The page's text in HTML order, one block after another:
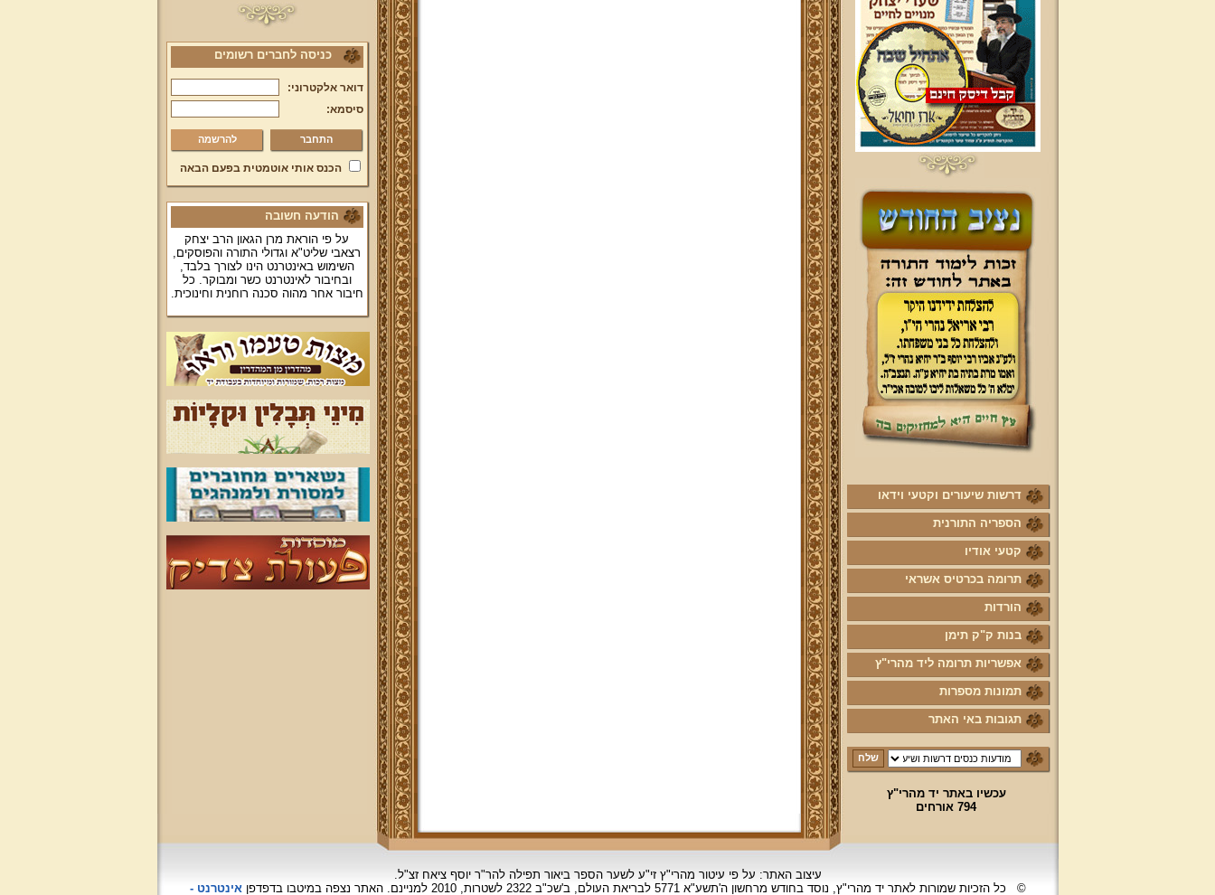
דרשות שיעורים וקטעי וידאו
הספריה התורנית
קטעי אודיו
תרומה בכרטיס אשראי
הורדות
בנות ק"ק תימן
אפשריות תרומה ליד מהרי"ץ
תמונות מספרות
תגובות באי האתר
עכשיו באתר יד מהרי"ץ
794 אורחים
כניסה לחברים רשומים
דואר אלקטרוני:
סיסמא:
להרשמה
הכנס אותי אוטמטית בפעם הבאה
הודעה חשובה
על פי הוראת מרן הגאון הרב יצחק
רצאבי שליט"א וגדולי התורה והפוסקים,
השימוש באינטרנט הינו לצורך בלבד,
ובחיבור לאינטרנט כשר ומבוקר. כל
חיבור אחר מהוה סכנה רוחנית וחינוכית.
עיצוב האתר: על פי עיטור מהרי"ץ זי"ע לשער הספר ביאור תפילה להר"ר יוסף ציאח זצ"ל.
©
כל הזכיות שמורות לאתר יד מהרי"ץ, נוסד בחודש מרחשוןה'תשע"א 5771 לבריאת העולם, ב'שכ"ב 2322 לשטרות, 2010 למניינם. האתר נצפהבמיטבו בדפדפןאינטרנט -